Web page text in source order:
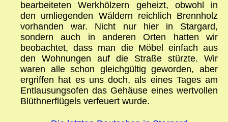
bearbeiteten Werkhölzern geheizt, obwohl in
den umliegenden Wäldern reichlich Brennholz
vorhanden war. Nicht nur hier in Stargard,
sondern auch in anderen Orten hatten wir
beobachtet, dass man die Möbel einfach aus
den Wohnungen auf die Straße stürzte. Wir
waren alle schon gleichgültig geworden, aber
ergriffen hat es uns doch, als eines Tages am
Entlausungsofen das Gehäuse eines wertvollen
Blüthnerflügels verfeuert wurde.